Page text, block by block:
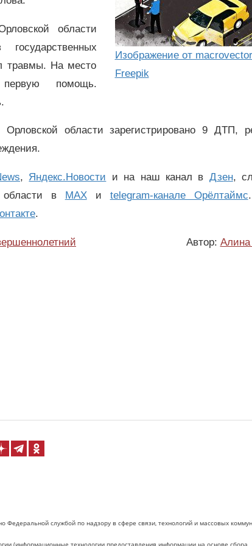
Изображение от
Freepik
области
травмы. На место
помощь.
области зарегистрировано 9 ДТП,
, Яндекс.Новости и на наш канал в Дзен,
в
MAXи telegram-канале Орёлтаймс
.
Автор: Алина
службой по надзору в сфере связи, технологий и массовых